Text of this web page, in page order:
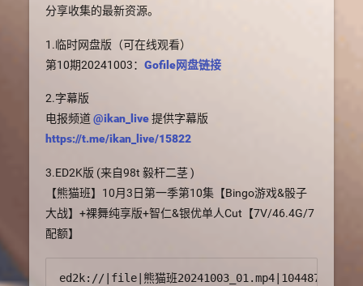
分享收集的最新资源。
1.临时网盘版（可在线观看）
第10期20241003： Gofile网盘链接
2.字幕版
电报频道@ikan_live提供字幕版
https://t.me/ikan_live/15822
3.ED2K版 (来自98t 毅杆二茎 )
【熊猫班】10月3日第一季第10集【Bingo游戏&骰子
大战】+裸舞纯享版+智仁&银优单人Cut【7V/46.4G/7
配额】
ed2k://|file|熊猫班